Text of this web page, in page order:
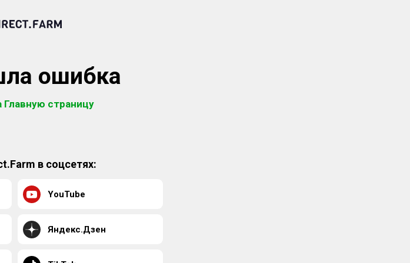
ошибка
Главную страницу
в соцсетях:
YouTube
Яндекс.Дзен